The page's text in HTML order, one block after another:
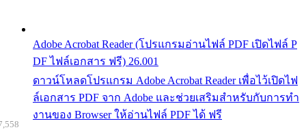
Adobe Acrobat Reader (โปรแกรมอ่านไฟล์ PDF เปิดไฟล์ P
DF ไฟล์เอกสาร ฟรี) 26.001
ดาวน์โหลดโปรแกรม Adobe Acrobat Reader เพื่อไว้เปิดไฟ
ล์เอกสาร PDF จาก Adobe และช่วยเสริมสำหรับกับการทำ
งานของ Browser ให้อ่านไฟล์ PDF ได้ ฟรี